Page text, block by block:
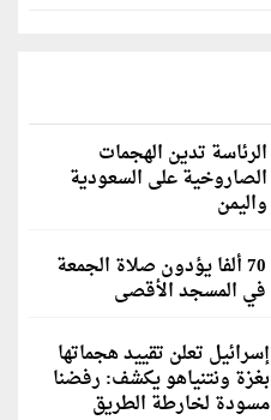
الرئاسة تدين الهجمات
الصاروخية على السعودية
واليمن
70 ألفا يؤدون صلاة الجمعة
في المسجد الأقصى
إسرائيل تعلن تقييد هجماتها
بغزة ونتنياهو يكشف: رفضنا
مسودة لخارطة الطريق